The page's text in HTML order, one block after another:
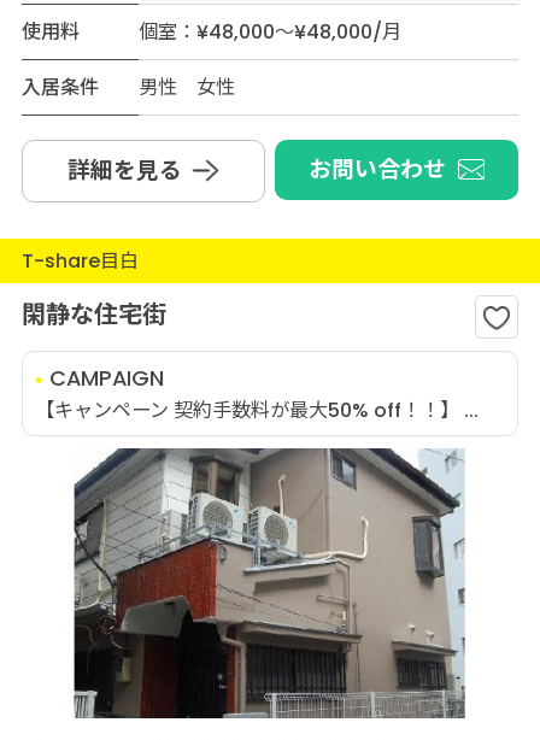
使用料
個室：¥48,000～¥48,000/月
入居条件
男性 女性
詳細を見る お問い合わせ
T-share目白
閑静な住宅街
CAMPAIGN
【キャンペーン 契約手数料が最大50% off！！】 ...